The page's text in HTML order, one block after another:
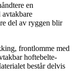
en
del av ryggen blir
frontlomme med
hoftebelte-
består delvis